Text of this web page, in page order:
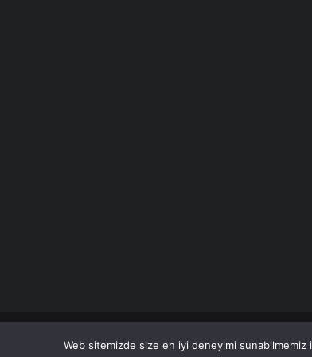
© Copyright 2026 Her Hakkı Saklıdır. Son Dakika
Web sitemizde size en iyi deneyimi